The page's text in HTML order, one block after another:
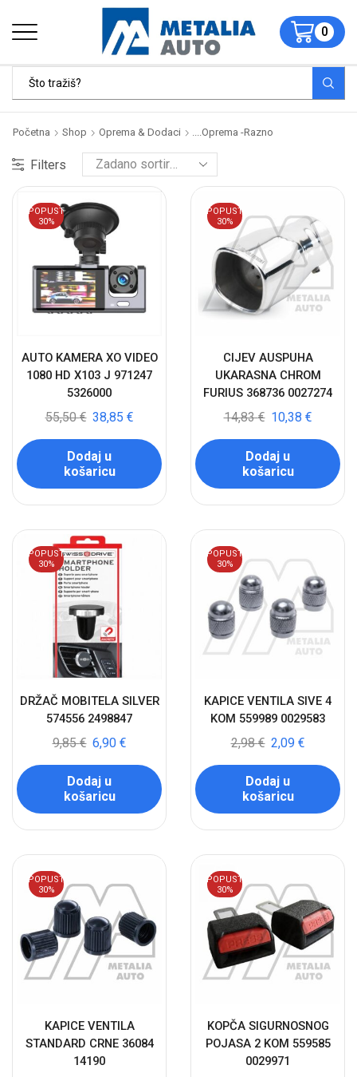
0
Početna Shop Oprema & Dodaci ....Oprema -razno
Filters
POPUST
30%
AUTO KAMERA XO VIDEO
1080 HD X103 J 971247
5326000
55,50€ 38,85 €
Dodaj u
košaricu
POPUST
30%
CIJEV AUSPUHA
UKARASNA CHROM
FURIUS 368736 0027274
14,83€ 10,38 €
Dodaj u
košaricu
POPUST
30%
DRŽAČ MOBITELA SILVER
574556 2498847
9,85€ 6,90 €
Dodaj u
košaricu
POPUST
30%
KAPICE VENTILA SIVE 4
KOM 559989 0029583
2,98€ 2,09 €
Dodaj u
košaricu
POPUST
30%
KAPICE VENTILA
STANDARD CRNE 36084
14190
POPUST
30%
KOPČA SIGURNOSNOG
POJASA 2 KOM 559585
0029971